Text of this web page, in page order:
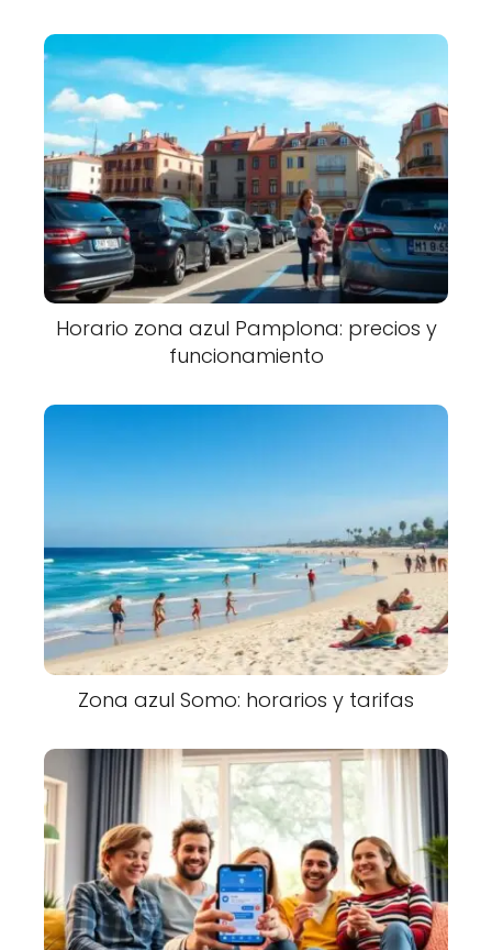
Horario zona azul Pamplona: precios y
funcionamiento
Zona azul Somo: horarios y tarifas